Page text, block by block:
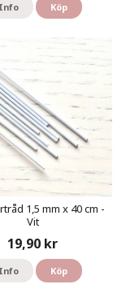
Info Köp
1,5 mm x 40 cm -
Vit
19,90 kr
Info Köp